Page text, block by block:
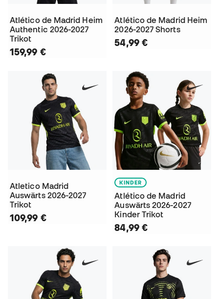
Atlético de Madrid Heim
Authentic 2026-2027
Trikot
159,99 €
Atlético de Madrid Heim
2026-2027 Shorts
54,99 €
Atletico Madrid
Auswärts 2026-2027
Trikot
109,99 €
KINDER
Atlético de Madrid
Auswärts 2026-2027
Kinder Trikot
84,99 €